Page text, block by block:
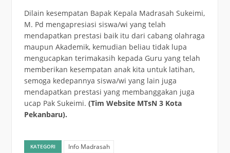
Dilain kesempatan Bapak Kepala Madrasah Sukeimi,
M. Pd mengapresiasi siswa/wi yang telah
mendapatkan prestasi baik itu dari cabang olahraga
maupun Akademik, kemudian beliau tidak lupa
mengucapkan terimakasih kepada Guru yang telah
memberikan kesempatan anak kita untuk latihan,
semoga kedepannya siswa/wi yang lain juga
mendapatkan prestasi yang membanggakan juga
ucap Pak Sukeimi. (Tim Website MTsN 3 Kota
Pekanbaru).
KATEGORI Info Madrasah